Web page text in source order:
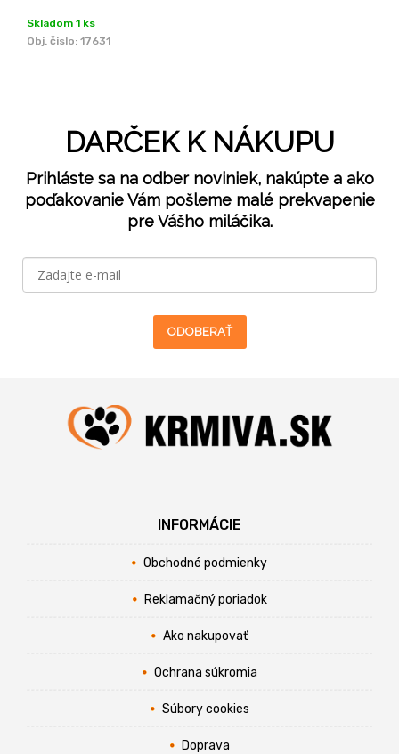
Skladom 1 ks
Obj. čislo: 17631
DARČEK K NÁKUPU
Prihláste sa na odber noviniek, nakúpte a ako
poďakovanie Vám pošleme malé prekvapenie
pre Vášho miláčika.
ODOBERAŤ
INFORMÁCIE
Obchodné podmienky
Reklamačný poriadok
Ako nakupovať
Ochrana súkromia
Súbory cookies
Doprava